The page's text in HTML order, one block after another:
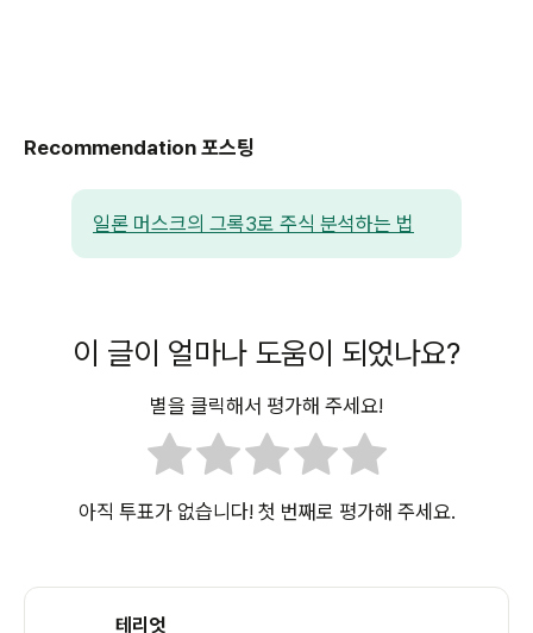
Recommendation 포스팅
일론 머스크의 그록3로 주식 분석하는 법
이 글이 얼마나 도움이 되었나요?
별을 클릭해서 평가해 주세요!
아직 투표가 없습니다! 첫 번째로 평가해 주세요.
테리엇